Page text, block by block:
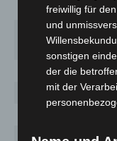
Laatzen
97
Landeshauptstadt
1528
Langenhagen 175
Lehrte
142
Pattensen
29
freiwillig für
und
sonstigen
der die
mit der